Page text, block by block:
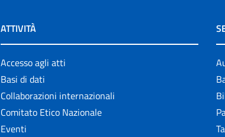
ATTIVITÀ
Accesso agli atti
Basi di dati
Collaborazioni internazionali
Comitato Etico Nazionale
Eventi